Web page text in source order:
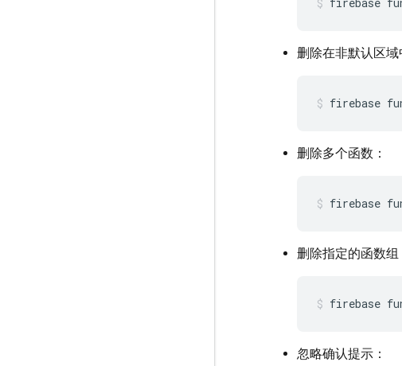
删除在非默认区域
firebase
删除多个函数：
firebase
删除指定的函数组
firebase
忽略确认提示：